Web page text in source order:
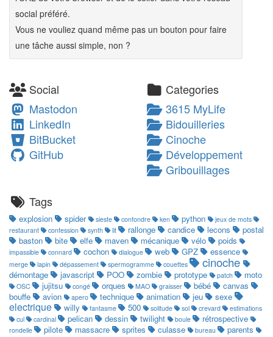
social préféré.
Vous ne vouliez quand même pas un bouton pour faire
une tâche aussi simple, non ?
Social
Mastodon
LinkedIn
BitBucket
GitHub
Categories
3615 MyLife
Bidouilleries
Cinoche
Développement
Gribouillages
Tags
explosion spider sieste confondre ken python
jeux de mots
restaurant
confession synth lit rallonge candice lecons
postal
baston
bite elfe maven mécanique vélo poids
impassible connard cochon dialogue web GPZ essence
merge lapin dépassement spermogramme couettes cinoche
démontage javascript POO zombie prototype patch moto
OSC jujitsu congé orques MAO graisser bébé
canvas
bouffe
avion apero technique animation jeu sexe
electrique willy fantasme 500 solitude sol crevard
estimations
cul
cardinal pelican dessin twilight boule rétrospective
rondelle pilote massacre sprites culasse bureau parents